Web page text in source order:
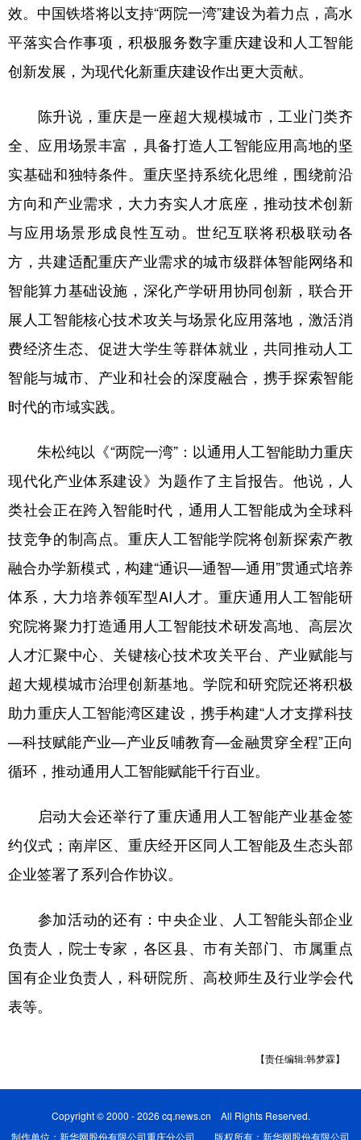
效。中国铁塔将以支持“两院一湾”建设为着力点，高水
平落实合作事项，积极服务数字重庆建设和人工智能
创新发展，为现代化新重庆建设作出更大贡献。
陈升说，重庆是一座超大规模城市，工业门类齐
全、应用场景丰富，具备打造人工智能应用高地的坚
实基础和独特条件。重庆坚持系统化思维，围绕前沿
方向和产业需求，大力夯实人才底座，推动技术创新
与应用场景形成良性互动。世纪互联将积极联动各
方，共建适配重庆产业需求的城市级群体智能网络和
智能算力基础设施，深化产学研用协同创新，联合开
展人工智能核心技术攻关与场景化应用落地，激活消
费经济生态、促进大学生等群体就业，共同推动人工
智能与城市、产业和社会的深度融合，携手探索智能
时代的市域实践。
朱松纯以《“两院一湾”：以通用人工智能助力重庆
现代化产业体系建设》为题作了主旨报告。他说，人
类社会正在跨入智能时代，通用人工智能成为全球科
技竞争的制高点。重庆人工智能学院将创新探索产教
融合办学新模式，构建“通识—通智—通用”贯通式培养
体系，大力培养领军型AI人才。重庆通用人工智能研
究院将聚力打造通用人工智能技术研发高地、高层次
人才汇聚中心、关键核心技术攻关平台、产业赋能与
超大规模城市治理创新基地。学院和研究院还将积极
助力重庆人工智能湾区建设，携手构建“人才支撑科技
—科技赋能产业—产业反哺教育—金融贯穿全程”正向
循环，推动通用人工智能赋能千行百业。
启动大会还举行了重庆通用人工智能产业基金签
约仪式；南岸区、重庆经开区同人工智能及生态头部
企业签署了系列合作协议。
参加活动的还有：中央企业、人工智能头部企业
负责人，院士专家，各区县、市有关部门、市属重点
国有企业负责人，科研院所、高校师生及行业学会代
表等。
【责任编辑:韩梦霖】
Copyright © 2000 - 2026 cq.news.cn All Rights Reserved.
制作单位：新华网股份有限公司重庆分公司 版权所有：新华网股份有限公司